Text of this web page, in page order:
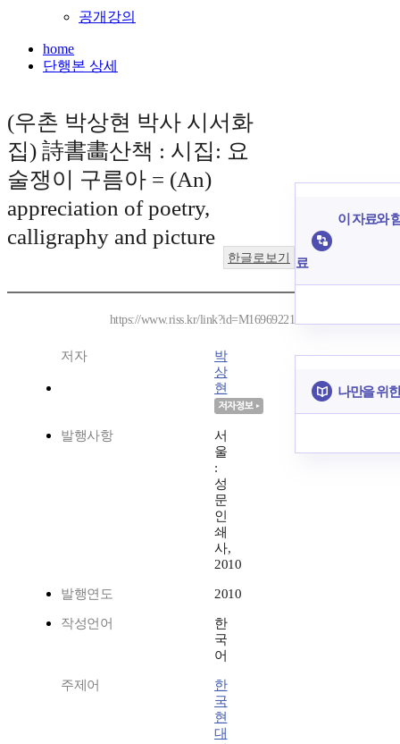
공개강의
home
단행본 상세
(우촌 박상현 박사 시서화
집) 詩書畵산책 : 시집: 요
술쟁이 구름아 = (An)
appreciation of poetry,
calligraphy and picture
한글로보기
https://www.riss.kr/link?id=M16969221
저자
박
상
현
발행사항
서
울
:
성
문
인
쇄
사,
2010
발행연도 2010
작성언어
한
국
어
주제어
한
국
현
대
이 자료와
료
나만을 위